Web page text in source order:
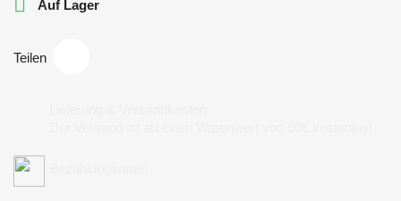
Auf Lager
Teilen